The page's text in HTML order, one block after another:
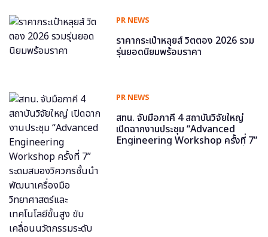
PR NEWS
ราคากระเป๋าหลุยส์ วิตตอง 2026 รวม
รุ่นยอดนิยมพร้อมราคา
PR NEWS
สทน. จับมือภาคี 4 สถาบันวิจัยใหญ่
เปิดฉากงานประชุม “Advanced
Engineering Workshop ครั้งที่ 7”